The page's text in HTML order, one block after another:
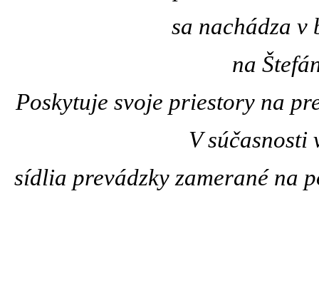
sa nachádza v
na
Poskytuje svoje priestory na
V súčasnosti
sí­dlia prevádzky zamerané na